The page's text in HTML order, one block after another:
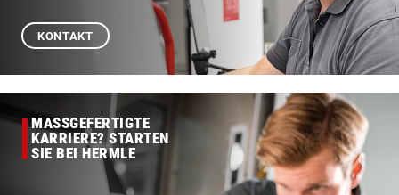
KONTAKT
MASSGEFERTIGTE
KARRIERE? STARTEN
SIE BEI HERMLE